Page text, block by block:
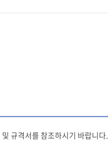
규격서를 참조하시기 바랍니다.